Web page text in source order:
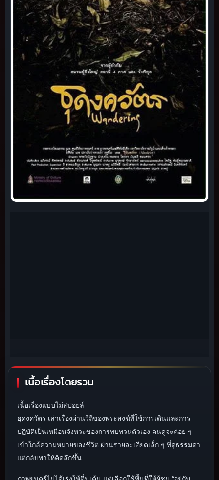
เนื้อเรื่องโดยรวม
เนื้อเรื่องแบบไม่สปอยล์
ธุดงควัตร เล่าเรื่องผ่านวิถีของพระสงฆ์ที่ใช้การเดินและการ
ปฏิบัติเป็นเหมือนจังหวะของการทบทวนตัวเอง คนดูจะค่อย ๆ
เข้าใกล้ความหมายของชีวิต ผ่านรายละเอียดเล็ก ๆ ที่ดูธรรมดา
แต่กลับพาให้คิดลึกขึ้น